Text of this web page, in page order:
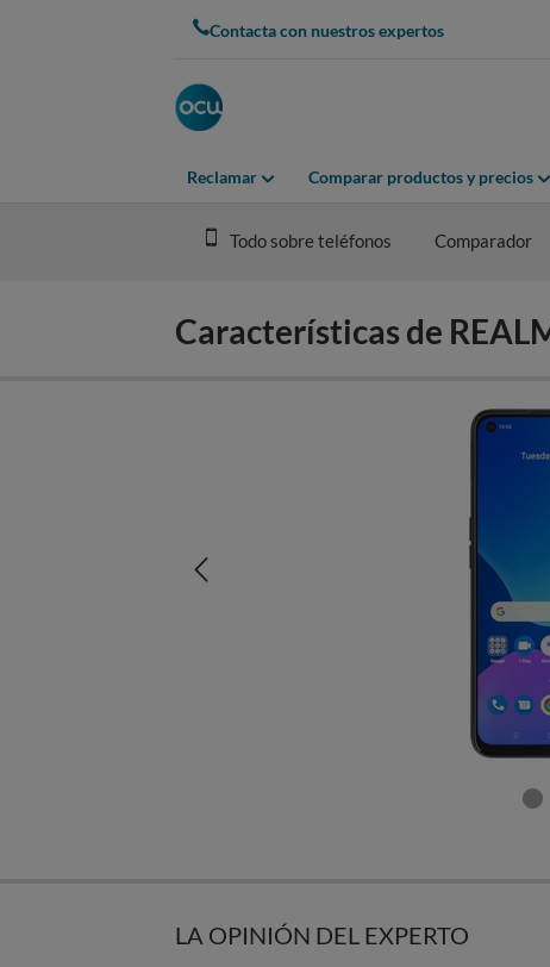
Contacta con nuestros expertos
Reclamar Comparar productos y precios
Todo sobre teléfonos Comparador
Características de
LA OPINIÓN DEL EXPERTO